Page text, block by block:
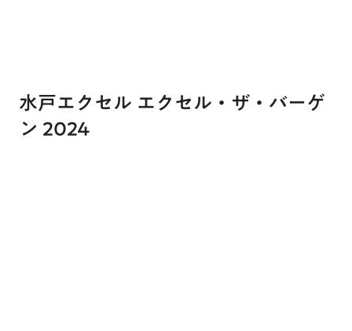
水戸エクセル エクセル・ザ・バーゲ
ン 2024